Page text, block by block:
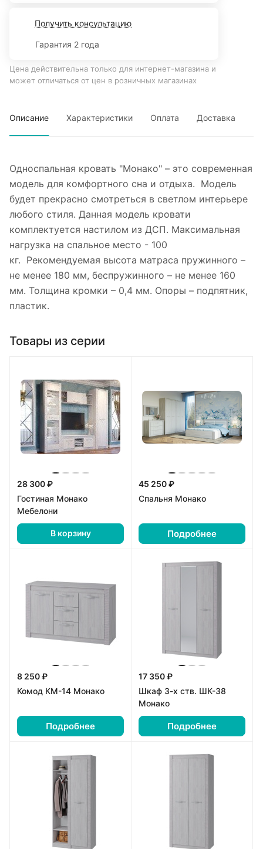
Получить консультацию
Гарантия 2 года
Цена действительна только для интернет-магазина и
может отличаться от цен в розничных магазинах
Описание Характеристики Оплата Доставка
Односпальная кровать "Монако" – это современная
модель для комфортного сна и отдыха. Модель
будет прекрасно смотреться в светлом интерьере
любого стиля. Данная модель кровати
комплектуется настилом из ДСП. Максимальная
нагрузка на спальное место - 100
кг. Рекомендуемая высота матраса пружинного –
не менее 180 мм, беспружинного – не менее 160
мм. Толщина кромки – 0,4 мм. Опоры – подпятник,
пластик.
Товары из серии
28 300 ₽
Гостиная Монако
Мебелони
В корзину
45 250 ₽
Спальня Монако
Подробнее
8 250 ₽
Комод КМ-14 Монако
Подробнее
17 350 ₽
Шкаф 3-х ств. ШК-38
Монако
Подробнее